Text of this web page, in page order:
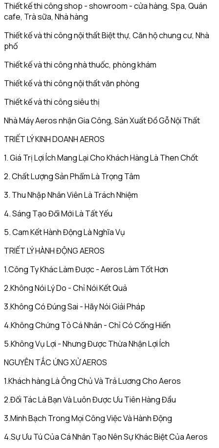
Thiết kế thi công shop - showroom - cửa hàng, Spa, Quán
cafe, Trà sữa, Nhà hàng
Thiết kế và thi công nội thất Biệt thự, Căn hộ chung cư, Nhà
phố
Thiết kế và thi công nhà thuốc, phòng khám
Thiết kế và thi công nội thất văn phòng
Thiết kế và thi công siêu thị
Nhà Máy Aeros nhận Gia Công, Sản Xuất Đồ Gỗ Nội Thất
TRIẾT LÝ KINH DOANH AEROS
1. Giá Trị Lợi Ích Mang Lại Cho Khách Hàng Là Then Chốt
2. Chất Lượng Sản Phẩm Là Trọng Tâm
3. Thu Nhập Nhân Viên Là Trách Nhiệm
4. Sáng Tạo Đổi Mới Là Tất Yếu
5. Cam Kết Hành Động Là Nghĩa Vụ
TRIẾT LÝ HÀNH ĐỘNG AEROS
1.Công Ty Khác Làm Được - Aeros Làm Tốt Hơn
2.Không Nói Lý Do - Chỉ Nói Kết Quả
3.Không Có Đúng Sai - Hãy Nói Giải Pháp
4.Không Chứng Tỏ Cá Nhân - Chỉ Có Cống Hiến
5.Không Vụ Lợi - Nhưng Được Thừa Nhận Lợi Ích
NGUYÊN TẮC ỨNG XỬ AEROS
1.Khách hàng Là Ông Chủ Và Trả Lương Cho Aeros
2.Đối Tác Là Bạn Và Luôn Được Ưu Tiên Hàng Đầu
3.Minh Bạch Trong Mọi Công Việc Và Hành Động
4.Sự Ưu Tú Của Cá Nhân Tạo Nên Sự Khác Biệt Của Aeros